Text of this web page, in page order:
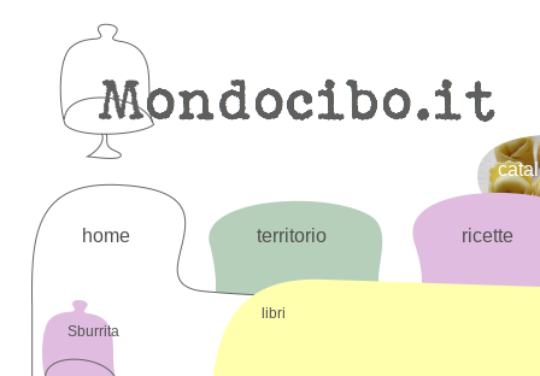
home territorio ricette
Sburrita
libri